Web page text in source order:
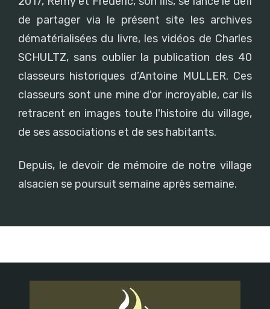
de partager via le présent site les archives
dématérialisées du livre, les vidéos de Charles
SCHULTZ, sans oublier la publication des 40
classeurs historiques d’Antoine MULLER. Ces
classeurs sont une mine d'or incroyable, car ils
retracent en images toute l'histoire du village,
de ses associations et de ses habitants.
Depuis, le devoir de mémoire de notre village
alsacien se poursuit semaine après semaine.